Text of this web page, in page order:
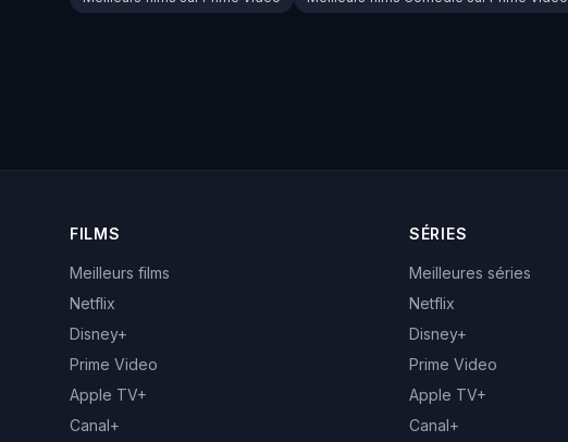
FILMS
Meilleurs films
Netflix
Disney+
Prime Video
Apple TV+
Canal+
SÉRIES
Meilleures séries
Netflix
Disney+
Prime Video
Apple TV+
Canal+